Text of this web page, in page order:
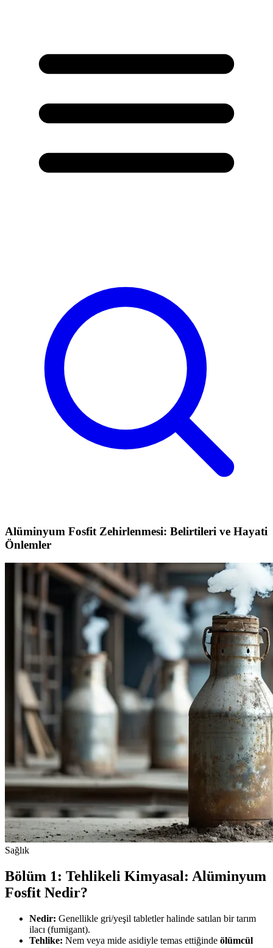
Alüminyum Fosfit Zehirlenmesi: Belirtileri ve Hayati
Önlemler
Sağlık
Bölüm 1: Tehlikeli Kimyasal: Alüminyum
Fosfit Nedir?
Nedir: Genellikle gri/yeşil tabletler halinde satılan bir tarım
ilacı (fumigant).
Tehlike: Nem veya mide asidiyle temas ettiğinde ölümcül